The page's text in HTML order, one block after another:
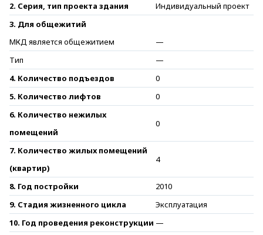
2. Серия, тип проекта здания
Индивидуальный проект
3. Для общежитий
МКД является общежитием
—
Тип
—
4. Количество подъездов
0
5. Количество лифтов
0
6. Количество нежилых
помещений
0
7. Количество жилых помещений
(квартир)
4
8. Год постройки
2010
9. Стадия жизненного цикла
Эксплуатация
10. Год проведения реконструкции —